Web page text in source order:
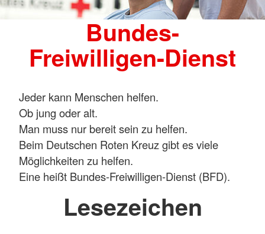
Bundes-
Freiwilligen-Dienst
Jeder kann Menschen helfen.
Ob jung oder alt.
Man muss nur bereit sein zu helfen.
Beim Deutschen Roten Kreuz gibt es viele
Möglichkeiten zu helfen.
Eine heißt Bundes-Freiwilligen-Dienst (BFD).
Lesezeichen